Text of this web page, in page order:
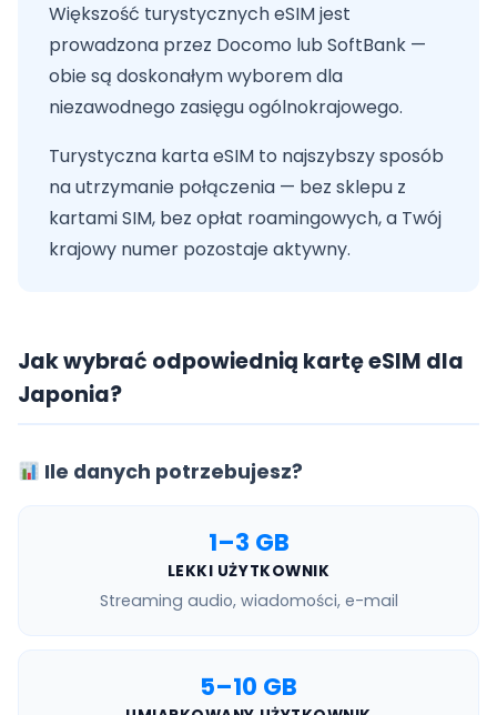
Większość turystycznych eSIM jest
prowadzona przez Docomo lub SoftBank —
obie są doskonałym wyborem dla
niezawodnego zasięgu ogólnokrajowego.
Turystyczna karta eSIM to najszybszy sposób
na utrzymanie połączenia — bez sklepu z
kartami SIM, bez opłat roamingowych, a Twój
krajowy numer pozostaje aktywny.
Jak wybrać odpowiednią kartę eSIM dla
Japonia?
Ile danych potrzebujesz?
1–3 GB
LEKKI UŻYTKOWNIK
Streaming audio, wiadomości, e-mail
5–10 GB